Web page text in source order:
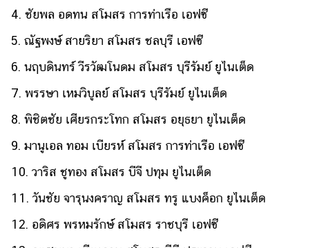
มือ
ถือ
ราคา
ทอง
ราคา
วา
ตี้
4. ชัยพล อดทน สโมสร การท่าเรือ เอฟซี
5. ณัฐพงษ์ สายริยา สโมสร ชลบุรี เอฟซี
6. นฤบดินทร์ วีรวัฒโนดม สโมสร บุรีรัมย์ ยูไนเต็ด
7. พรรษา เหมวิบูลย์ สโมสร บุรีรัมย์ ยูไนเต็ด
8. พิชิตชัย เศียรกระโทก สโมสร อยุธยา ยูไนเต็ด
9. มานูเอล ทอม เบียรห์ สโมสร การท่าเรือ เอฟซี
10. วาริส ชูทอง สโมสร บีจี ปทุม ยูไนเต็ด
11. วันชัย จารุนงคราญ สโมสร ทรู แบงค็อก ยูไนเต็ด
12. อดิศร พรหมรักษ์ สโมสร ราชบุรี เอฟซี